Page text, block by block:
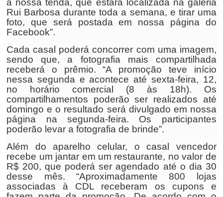
a nossa tenda, que estará localizada na galeria
Rui Barbosa durante toda a semana, e tirar uma
foto, que será postada em nossa página do
Facebook”.
Cada casal poderá concorrer com uma imagem,
sendo que, a fotografia mais compartilhada
receberá o prêmio. “A promoção teve início
nessa segunda e acontece até sexta-feira, 12,
no horário comercial (8 às 18h). Os
compartilhamentos poderão ser realizados até
domingo e o resultado será divulgado em nossa
página na segunda-feira. Os participantes
poderão levar a fotografia de brinde”.
Além do aparelho celular, o casal vencedor
recebe um jantar em um restaurante, no valor de
R$ 200, que poderá ser agendado até o dia 30
desse mês. “Aproximadamente 800 lojas
associadas à CDL receberam os cupons e